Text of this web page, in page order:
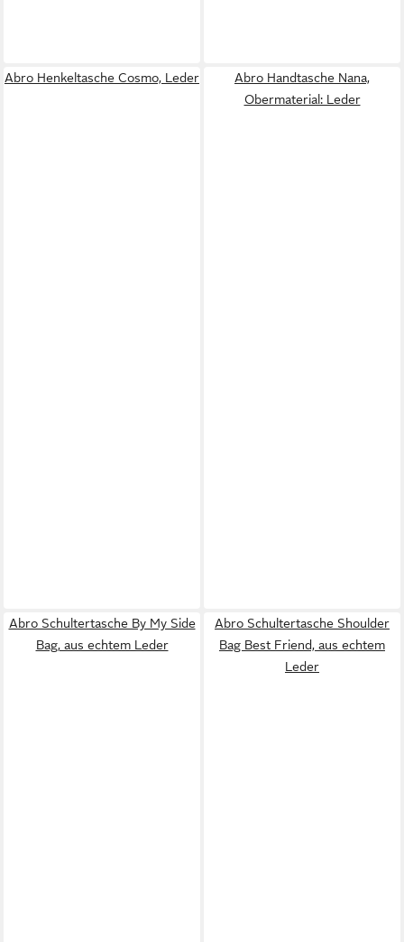
Abro Henkeltasche Cosmo, Leder
Abro Handtasche Nana,
Obermaterial: Leder
Abro Schultertasche By My Side
Bag, aus echtem Leder
Abro Schultertasche Shoulder
Bag Best Friend, aus echtem
Leder